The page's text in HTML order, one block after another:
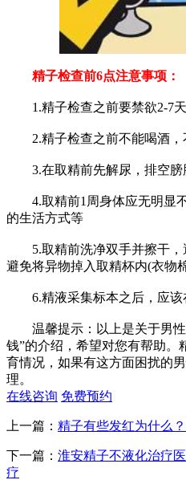
精子检查前6点注意事项：
1.精子检查之前要禁欲2-7天
2.精子检查之前不能喝酒，
3.在取精前先解尿，排空膀
4.取精前1周身体应无明显不
的生活方式等
5.取精前洗净双手并擦干，
避免将异物掉入取精杯内(衣物
6.精液采集标本之后，应该
温馨提示：以上是关于男性
钱”的介绍，希望对您有帮助。
育情况，如果有这方面困扰的
理。
在线咨询 免费预约
上一篇： 精子有些发红为什么
下一篇： 淮安精子不液化治疗
疗